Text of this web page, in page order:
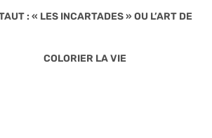
: « LES INCARTADES » OU L’ART DE
COLORIER LA VIE